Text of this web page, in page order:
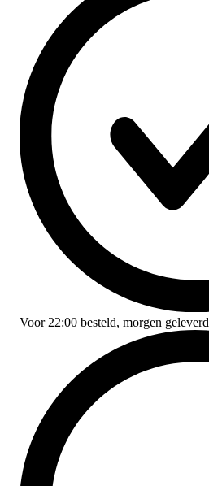
Voor 22:00 besteld, morgen geleverd